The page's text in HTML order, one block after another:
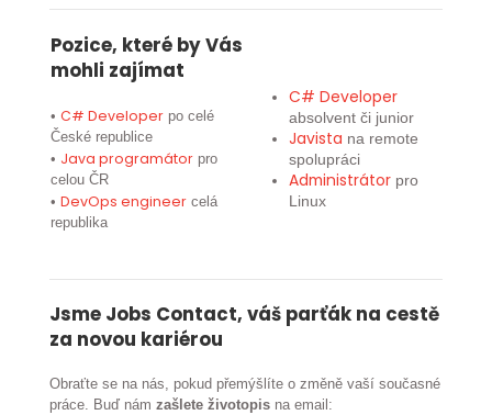
Pozice, které by Vás
mohli zajímat
•C# Developer po celé
České republice
• Java programátor pro
celou ČR
• DevOps engineer celá
republika
C# Developer
absolvent či junior
Javista na remote
spolupráci
Administrátor pro
Linux
Jsme Jobs Contact, váš parťák na cestě
za novou kariérou
Obraťte se na nás, pokud přemýšlíte o změně vaší současné
práce. Buď námzašlete životopis na email: